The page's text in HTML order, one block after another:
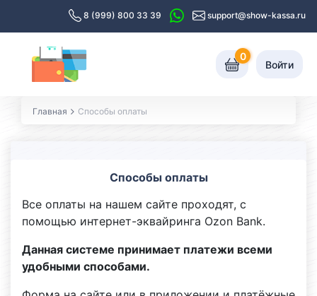
8 (999) 800 33 39 support@show-kassa.ru
0
Войти
Главная Способы оплаты
Способы оплаты
Все оплаты на нашем сайте проходят, с
помощью интернет-эквайринга Ozon Bank.
Данная системе принимает платежи всеми
удобными способами.